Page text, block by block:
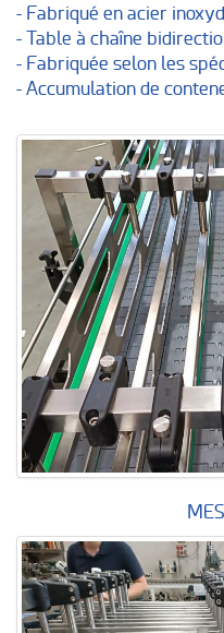
- Fabriqué en acier
- Table à chaîne
- Fabriquée selon les
- Accumulation de